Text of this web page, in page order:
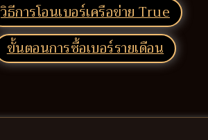
วิธีการโอนเบอร์เครือข่าย True
ขั้นตอนการซื้อเบอร์รายเดือน